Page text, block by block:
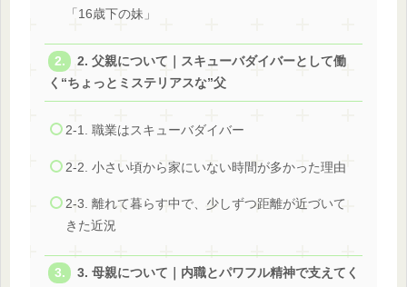
「16歳下の妹」
2. 父親について｜スキューバダイバーとして働
く“ちょっとミステリアスな”父
2-1. 職業はスキューバダイバー
2-2. 小さい頃から家にいない時間が多かった理由
2-3. 離れて暮らす中で、少しずつ距離が近づいて
きた近況
3. 母親について｜内職とパワフル精神で支えてく